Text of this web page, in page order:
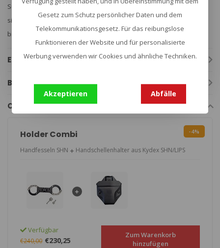
Suche nach zuverlässigen und benutzerfreundlichen Handfesseln
sind. Mit ihrer innovativen Technik und dem durchdachten Design
bieten sie Sicherheit und Effizienz in jeder Situation.
Eigenschaften
Bewertungen
Combi deals
Holder Combi -4%
Handfesseln SHN Handschellenhalter aus Kydex SHN/LIPS
Verfügbar
€240,00 €230,25
Zum Warenkorb
hinzufügen
Gesetz zum Schutz persönlicher Daten und dem
Telekommunikationsgesetz. Für das reibungslose
Funktionieren der Website und für personalisierte
Werbung verwenden wir Cookies und ähnliche Techniken.
Akzeptieren Abfälle